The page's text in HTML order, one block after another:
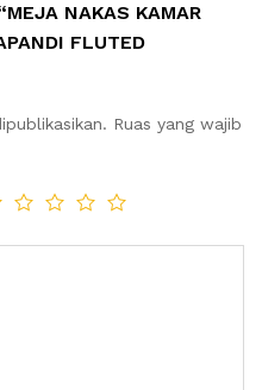
NAKAS KAMAR
FLUTED
Ruas yang wajib